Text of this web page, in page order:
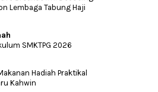
Lembaga Tabung Haji
SMKTPG 2026
Hadiah Praktikal
Kahwin